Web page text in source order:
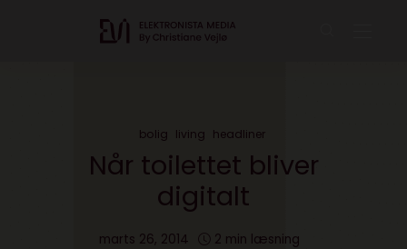
bolig living headliner
Når toilettet bliver
digitalt
marts 26, 2014 2 min læsning